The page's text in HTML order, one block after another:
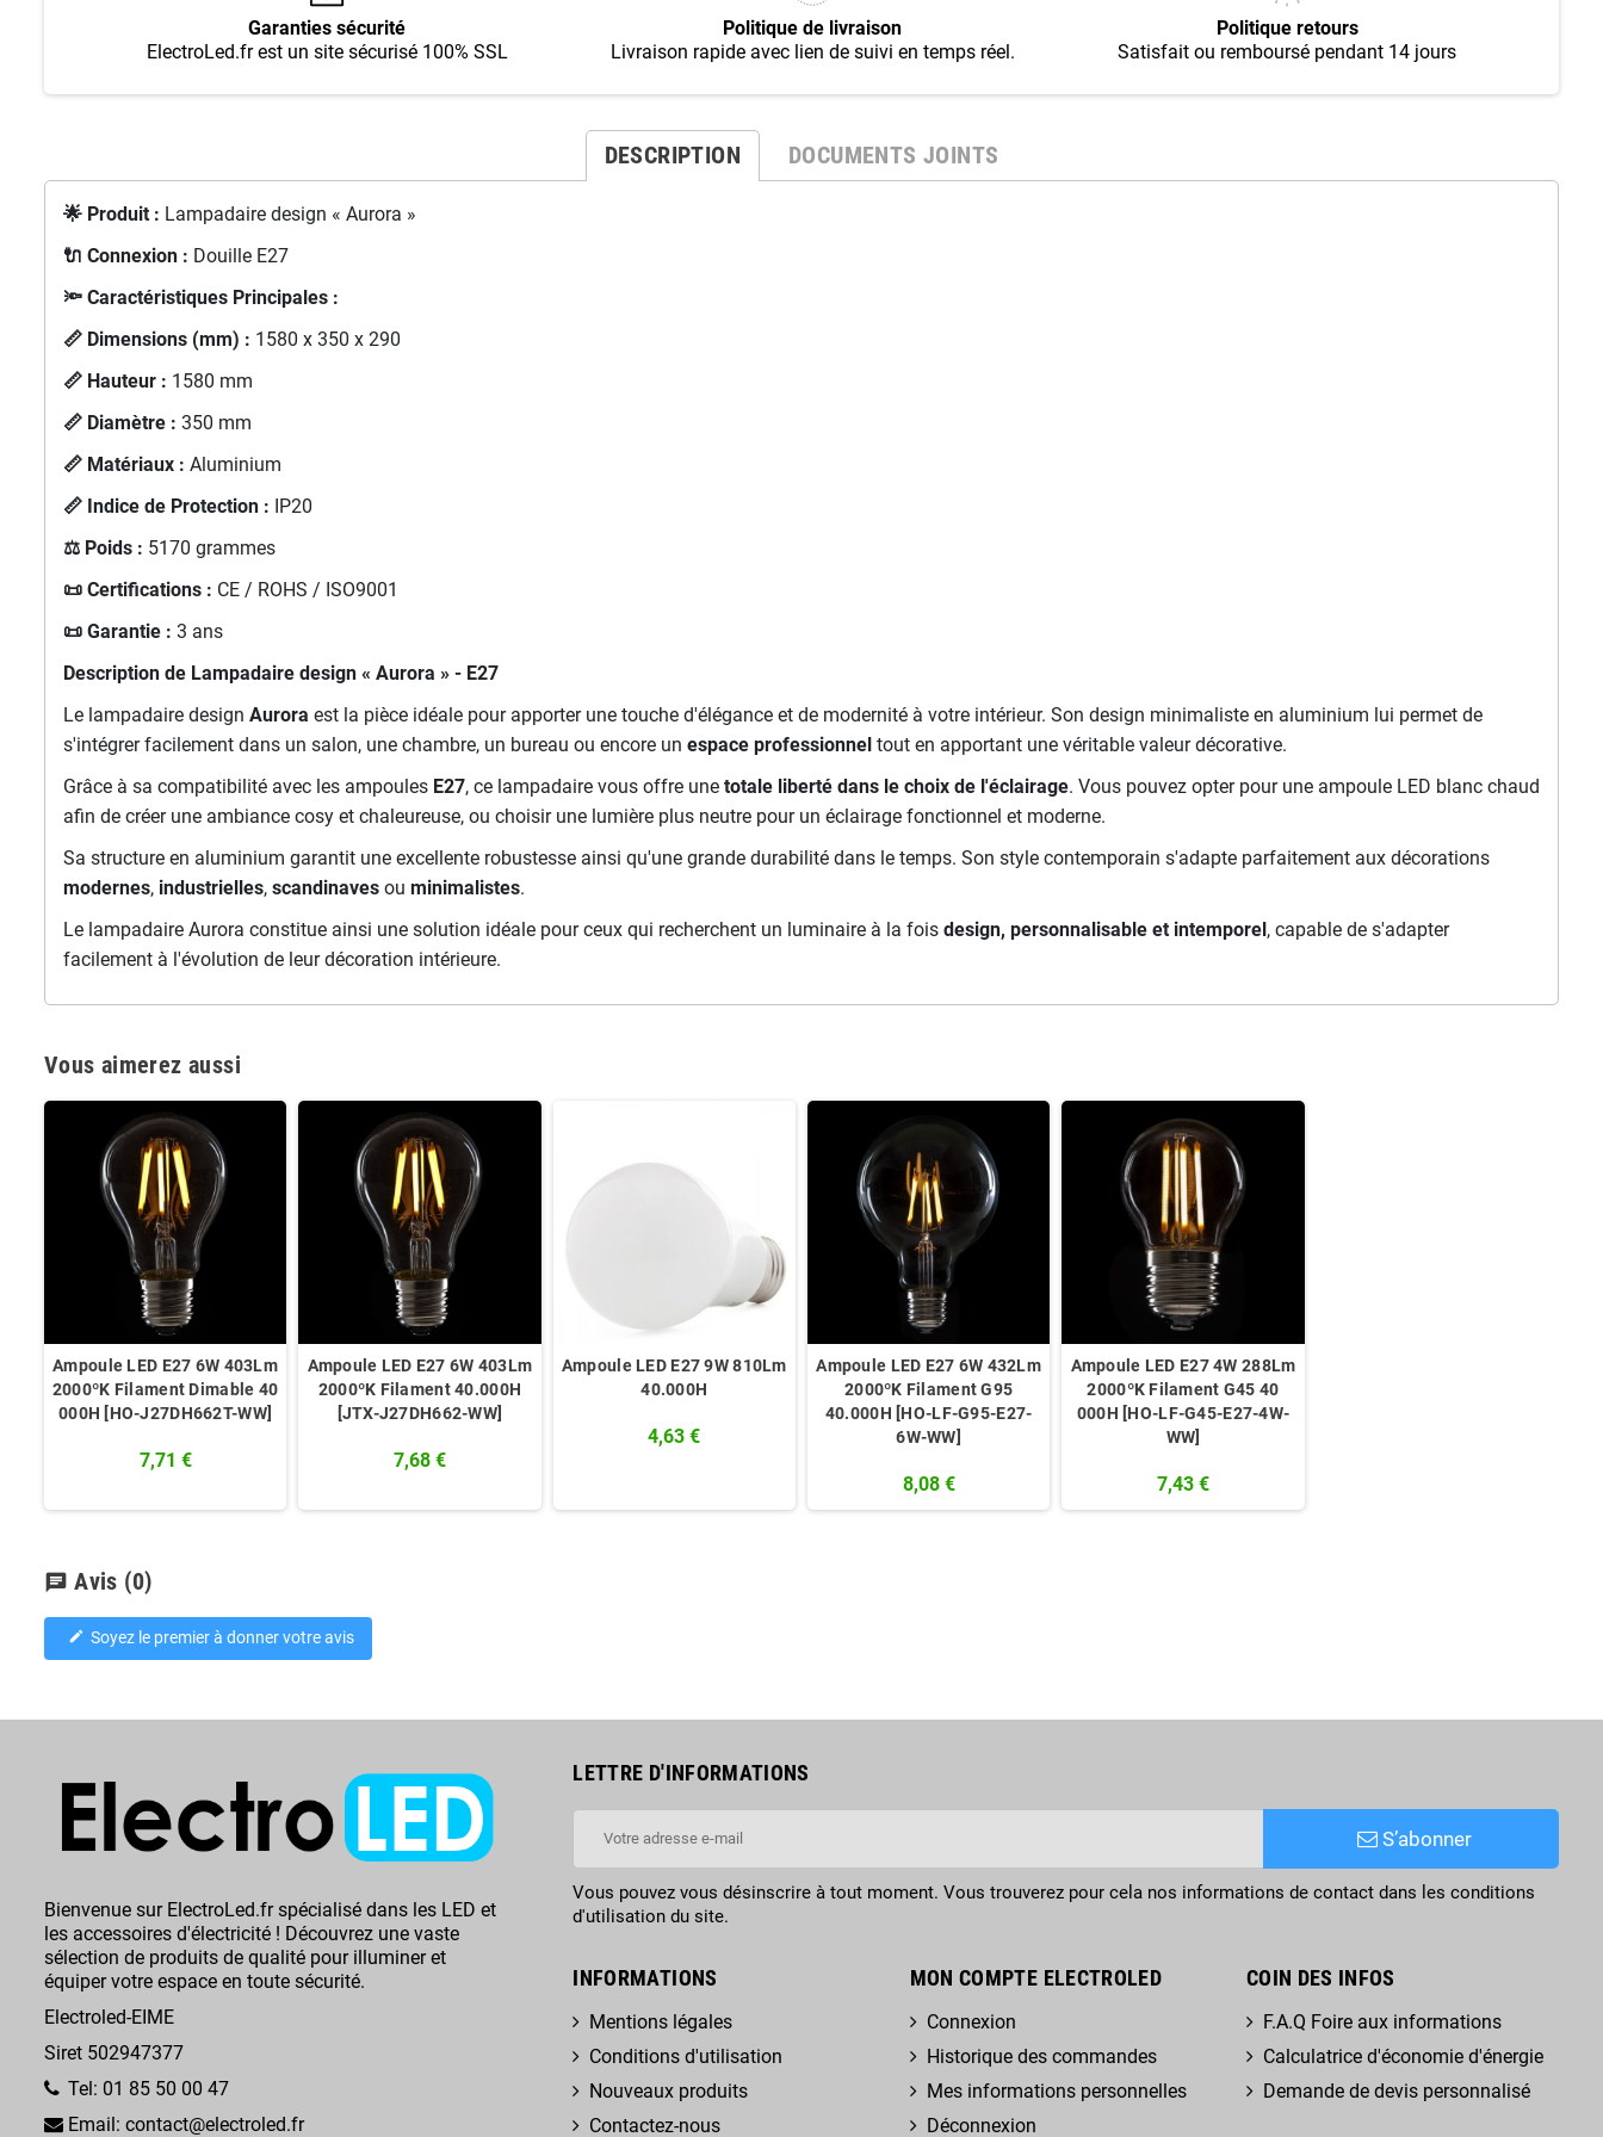
Garanties sécurité
ElectroLed.fr est un site sécurisé 100% SSL
Politique de livraison
Livraison rapide avec lien de suivi en temps réel.
Politique retours
Satisfait ou remboursé pendant 14 jours
DESCRIPTION DOCUMENTS JOINTS
🌟 Produit : Lampadaire design « Aurora »
🔌 Connexion : Douille E27
🔦 Caractéristiques Principales :
📏 Dimensions (mm) : 1580 x 350 x 290
📏 Hauteur : 1580 mm
📏 Diamètre : 350 mm
📏 Matériaux : Aluminium
📏 Indice de Protection : IP20
⚖️ Poids : 5170 grammes
📜 Certifications : CE / ROHS / ISO9001
📜 Garantie : 3 ans
Description de Lampadaire design « Aurora » - E27
Le lampadaire design Aurora est la pièce idéale pour apporter une touche d'élégance et de modernité à votre intérieur. Son design minimaliste en aluminium lui permet de
s'intégrer facilement dans un salon, une chambre, un bureau ou encore un espace professionnel tout en apportant une véritable valeur décorative.
Grâce à sa compatibilité avec les ampoules E27, ce lampadaire vous offre une totale liberté dans le choix de l'éclairage. Vous pouvez opter pour une ampoule LED blanc chaud
afin de créer une ambiance cosy et chaleureuse, ou choisir une lumière plus neutre pour un éclairage fonctionnel et moderne.
Sa structure en aluminium garantit une excellente robustesse ainsi qu'une grande durabilité dans le temps. Son style contemporain s'adapte parfaitement aux décorations
modernes, industrielles, scandinavesou minimalistes.
Le lampadaire Aurora constitue ainsi une solution idéale pour ceux qui recherchent un luminaire à la fois design, personnalisable et intemporel , capable de s'adapter
facilement à l'évolution de leur décoration intérieure.
Vous aimerez aussi
Ampoule LED E27 6W 403Lm
2000ºK Filament Dimable 40
000H [HO-J27DH662T-WW]
7,71 €
Ampoule LED E27 6W 403Lm
2000ºK Filament 40.000H
[JTX-J27DH662-WW]
7,68 €
Ampoule LED E27 9W 810Lm
40.000H
4,63 €
Ampoule LED E27 6W 432Lm
2000ºK Filament G95
40.000H [HO-LF-G95-E27-
6W-WW]
8,08 €
Ampoule LED E27 4W 288Lm
2000ºK Filament G45 40
000H [HO-LF-G45-E27-4W-
WW]
7,43 €
chat Avis (0)
edit Soyez le premier à donner votre avis
Bienvenue sur ElectroLed.fr spécialisé dans les LED et
les accessoires d'électricité ! Découvrez une vaste
sélection de produits de qualité pour illuminer et
équiper votre espace en toute sécurité.
Electroled-EIME
Siret 502947377
Tel: 01 85 50 00 47
Email: contact@electroled.fr
LETTRE D'INFORMATIONS
S’abonner
Vous pouvez vous désinscrire à tout moment. Vous trouverez pour cela nos informations de contact dans les conditions
d'utilisation du site.
INFORMATIONS
Mentions légales
Conditions d'utilisation
Nouveaux produits
Contactez-nous
MON COMPTE ELECTROLED
Connexion
Historique des commandes
Mes informations personnelles
Déconnexion
COIN DES INFOS
F.A.Q Foire aux informations
Calculatrice d'économie d'énergie
Demande de devis personnalisé